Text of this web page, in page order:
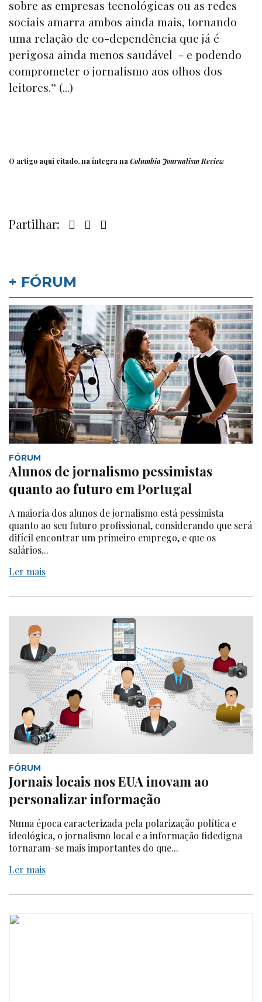
sobre as empresas tecnológicas ou as redes
sociais amarra ambos ainda mais, tornando
uma relação de co-dependência que já é
perigosa ainda menos saudável - e podendo
comprometer o jornalismo aos olhos dos
leitores.” (...)
O artigo aqui citado, na íntegra na Columbia Journalism Review
Partilhar:
+ FÓRUM
FÓRUM
Alunos de jornalismo pessimistas
quanto ao futuro em Portugal
A maioria dos alunos de jornalismo está pessimista
quanto ao seu futuro profissional, considerando que será
difícil encontrar um primeiro emprego, e que os
salários...
Ler mais
FÓRUM
Jornais locais nos EUA inovam ao
personalizar informação
Numa época caracterizada pela polarização política e
ideológica, o jornalismo local e a informação fidedigna
tornaram-se mais importantes do que...
Ler mais